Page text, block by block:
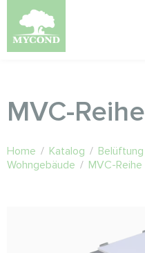
MVC-Reihe
Home / Katalog / Belüftung
Wohngebäude / MVC-Reihe